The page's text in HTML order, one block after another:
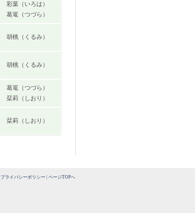
彩葉（いろは）
葛篭（つづら）
胡桃（くるみ）
胡桃（くるみ）
葛篭（つづら）
栞莉（しおり）
栞莉（しおり）
プライバシーポリシー ページTOPへ